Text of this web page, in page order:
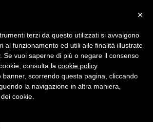
meteo del
×
terzi da questo utilizzati si avvalgono
al funzionamento ed utili alle finalità illustrate
Se vuoi saperne di più o negare il consenso
consulta la cookie policy.
banner, scorrendo questa pagina, cliccando
la navigazione in altra maniera,
cookie.